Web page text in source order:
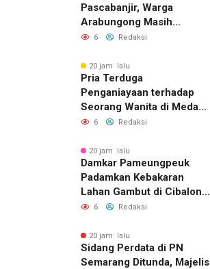
Pascabanjir, Warga
Arabungong Masih
Menunggu Bantuan
6 Redaksi
20 jam lalu
Pria Terduga
Penganiayaan terhadap
Seorang Wanita di Medan
Ditangkap Polisi
6 Redaksi
20 jam lalu
Damkar Pameungpeuk
Padamkan Kebakaran
Lahan Gambut di Cibalong,
Permukiman Warga
6 Redaksi
20 jam lalu
Sidang Perdata di PN
Semarang Ditunda, Majelis